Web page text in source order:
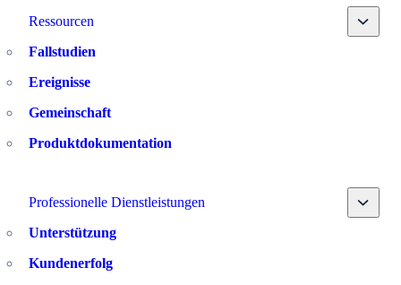
Ressourcen Toggle
Fallstudien
Ereignisse
Gemeinschaft
Produktdokumentation
Professionelle Dienstleistungen Toggle
Unterstützung
Kundenerfolg